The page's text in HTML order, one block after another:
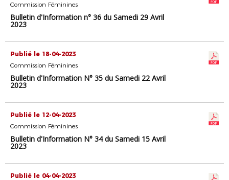
Commission Féminines
Bulletin d'Information n° 36 du Samedi 29 Avril
2023
Publié le 18-04-2023
Commission Féminines
Bulletin d'Information N° 35 du Samedi 22 Avril
2023
Publié le 12-04-2023
Commission Féminines
Bulletin d'Information N° 34 du Samedi 15 Avril
2023
Publié le 04-04-2023